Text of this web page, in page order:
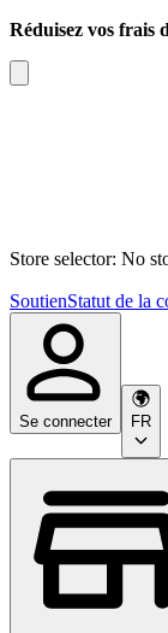
Réduisez vos frais
Store selector: No
SoutienStatut de la
Se connecter FR